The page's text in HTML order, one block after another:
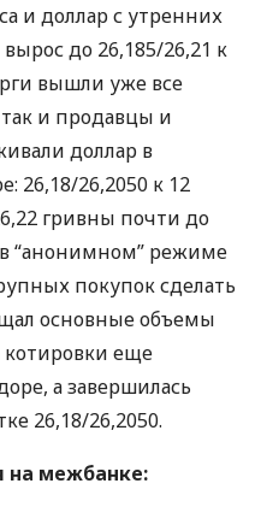
и доллар с утренних
до 26,185/26,21 к
вышли уже все
и продавцы и
доллар в
26,18/26,2050 к 12
гривны почти до
“анонимном” режиме
покупок сделать
основные объемы
котировки еще
а завершилась
26,18/26,2050.
на межбанке: